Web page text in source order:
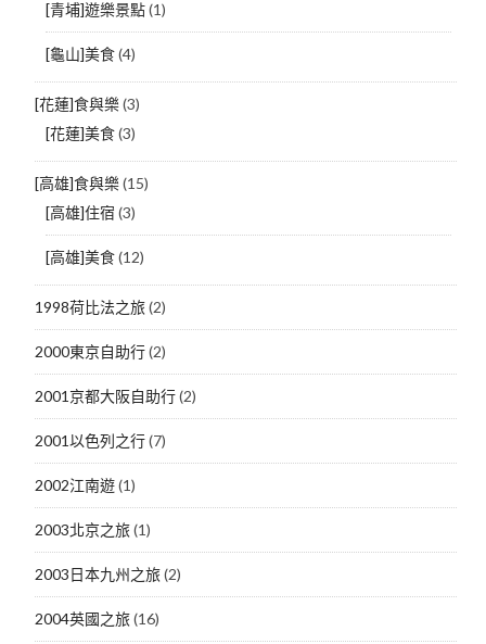
[青埔]遊樂景點(1)
[龜山]美食(4)
[花蓮]食與樂(3)
[花蓮]美食(3)
[高雄]食與樂(15)
[高雄]住宿 (3)
[高雄]美食(12)
1998荷比法之旅(2)
2000東京自助行(2)
2001京都大阪自助行(2)
2001以色列之行(7)
2002江南遊(1)
2003北京之旅(1)
2003日本九州之旅(2)
2004英國之旅(16)